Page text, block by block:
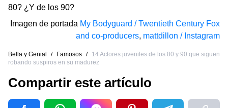
80? ¿Y de los 90?
Imagen de portada My Bodyguard / Twentieth Century Fox
and co-producers, mattdillon / Instagram
Bella y Genial / Famosos /
14 Actores juveniles de los 80 y 90 que siguen
robando suspiros en su madurez
Compartir este artículo